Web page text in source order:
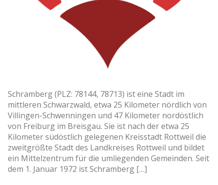
Schramberg (PLZ: 78144, 78713) ist eine Stadt im
mittleren Schwarzwald, etwa 25 Kilometer nördlich von
Villingen-Schwenningen und 47 Kilometer nordöstlich
von Freiburg im Breisgau. Sie ist nach der etwa 25
Kilometer südöstlich gelegenen Kreisstadt Rottweil die
zweitgrößte Stadt des Landkreises Rottweil und bildet
ein Mittelzentrum für die umliegenden Gemeinden. Seit
dem 1. Januar 1972 ist Schramberg […]